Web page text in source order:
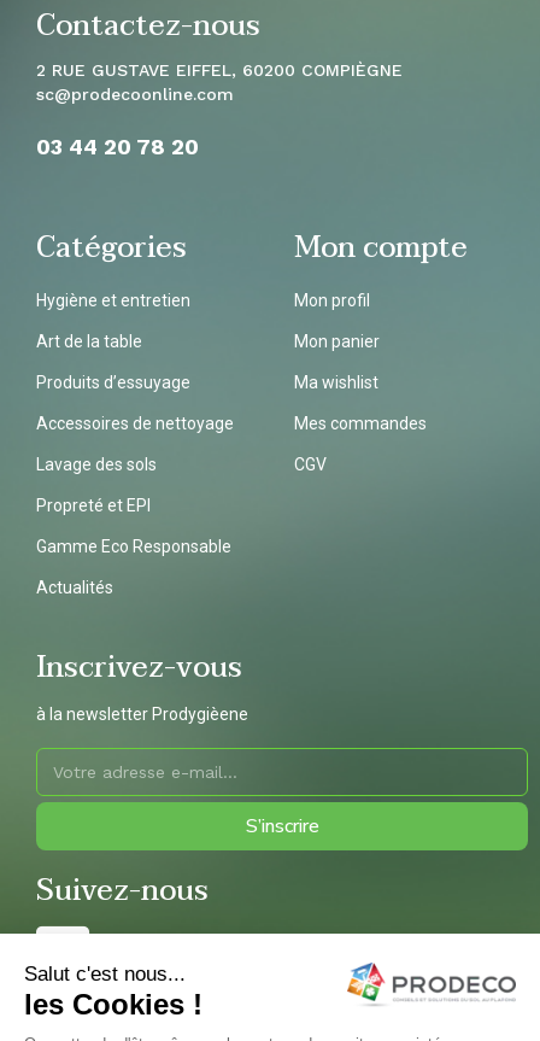
Contactez-nous
2 RUE GUSTAVE EIFFEL, 60200 COMPIÈGNE
sc@prodecoonline.com
03 44 20 78 20
Catégories
Hygiène et entretien
Art de la table
Produits d’essuyage
Accessoires de nettoyage
Lavage des sols
Propreté et EPI
Gamme Eco Responsable
Actualités
Mon compte
Mon profil
Mon panier
Ma wishlist
Mes commandes
CGV
Inscrivez-vous
à la newsletter Prodygièene
S’inscrire
Suivez-nous